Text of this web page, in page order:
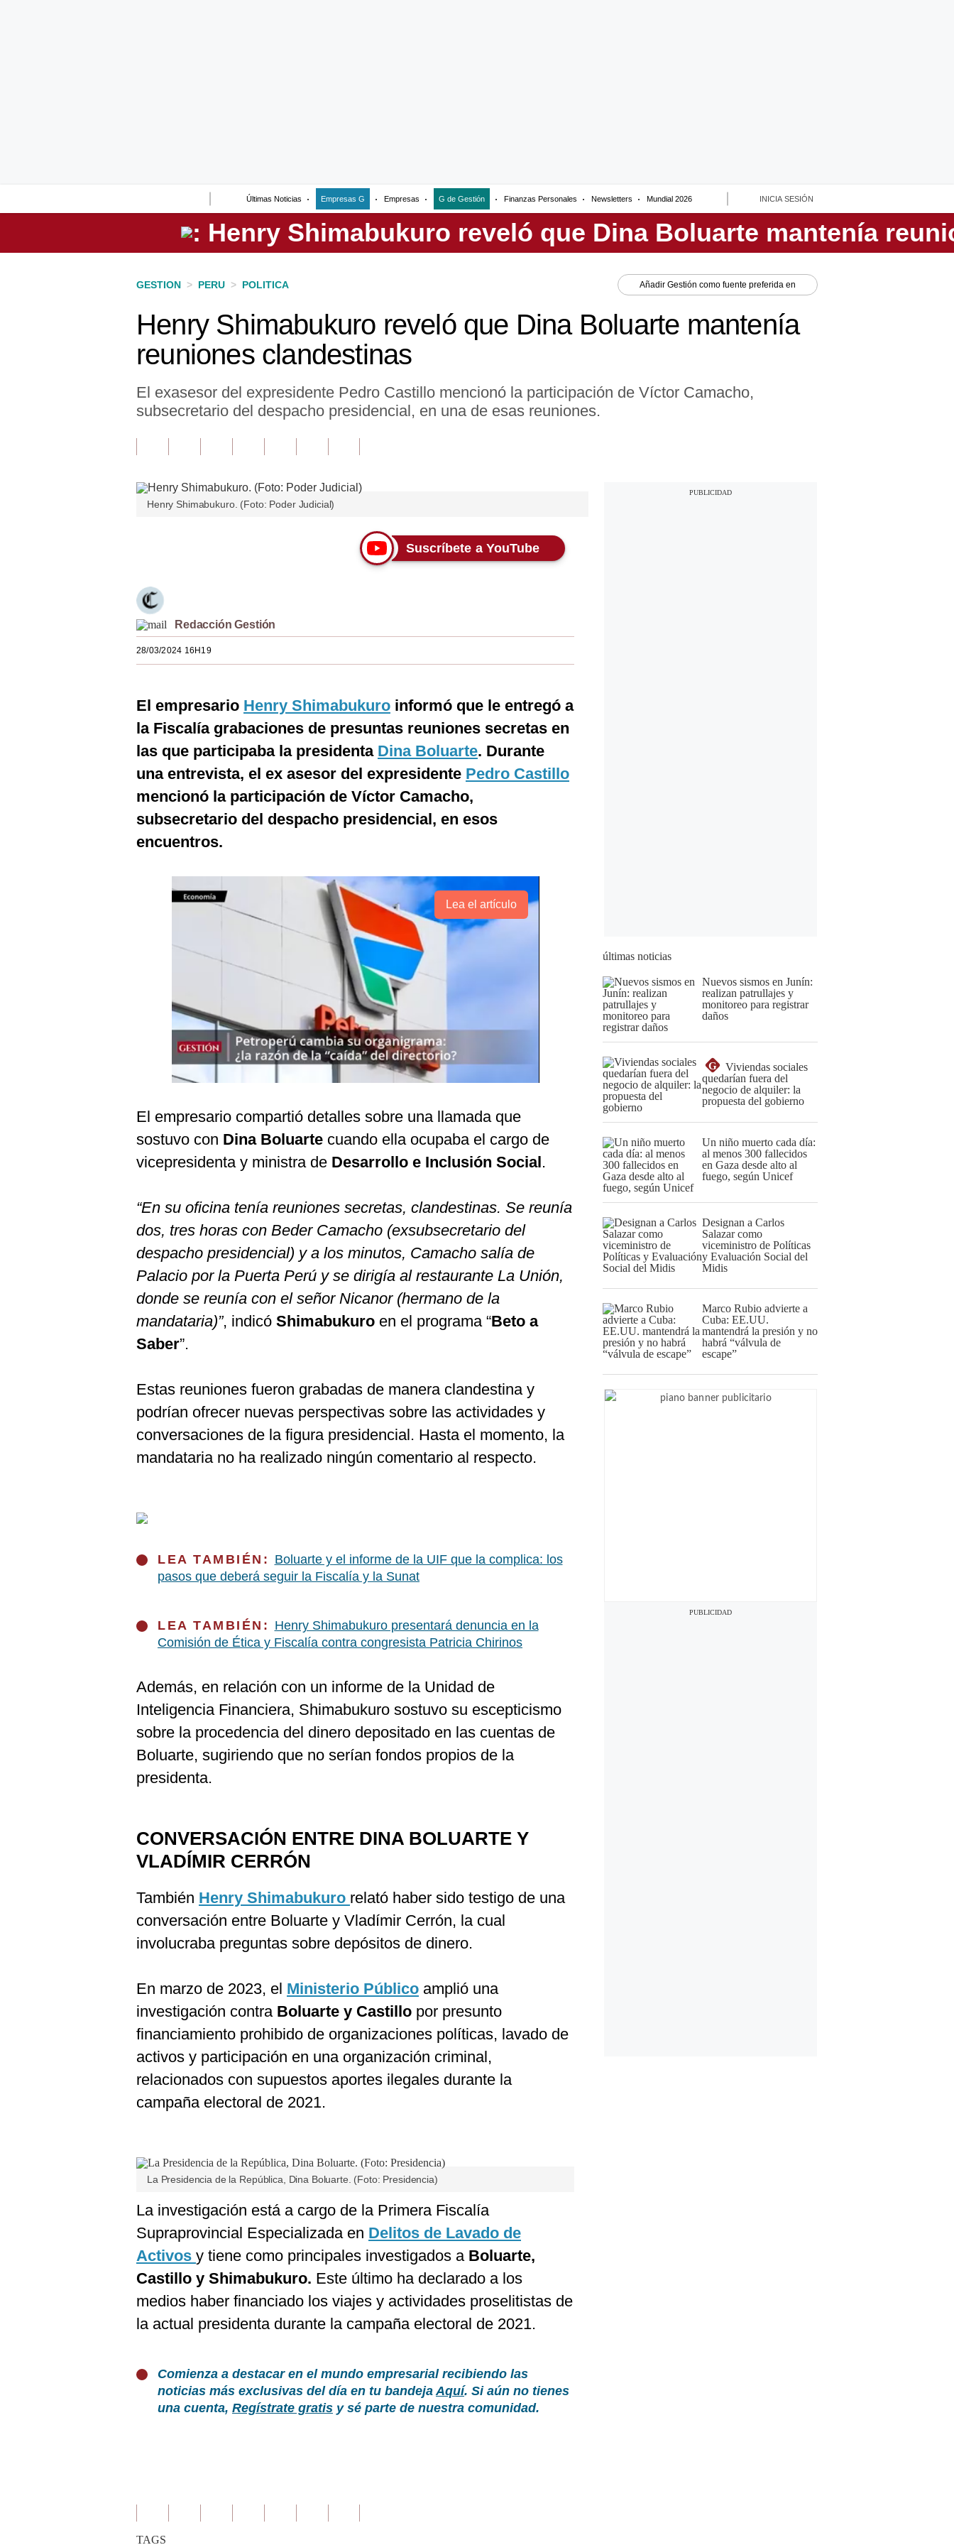
Últimas Noticias Empresas G Empresas G de Gestión Finanzas Personales Newsletters Mundial 2026 INICIA SESIÓN
Perú
GESTION > PERU > POLITICA Añadir Gestión como fuente preferida en
Henry Shimabukuro reveló que Dina Boluarte mantenía
reuniones clandestinas
El exasesor del expresidente Pedro Castillo mencionó la participación de Víctor Camacho,
subsecretario del despacho presidencial, en una de esas reuniones.
Henry Shimabukuro. (Foto: Poder Judicial)
Suscríbete a YouTube
Redacción Gestión
28/03/2024 16H19
El empresario Henry Shimabukuro informó que le entregó a
la Fiscalía grabaciones de presuntas reuniones secretas en
las que participaba la presidenta Dina Boluarte. Durante
una entrevista, el ex asesor del expresidente Pedro Castillo
mencionó la participación de Víctor Camacho,
subsecretario del despacho presidencial, en esos
encuentros.
Lea el artículo
El empresario compartió detalles sobre una llamada que
sostuvo con Dina Boluarte cuando ella ocupaba el cargo de
vicepresidenta y ministra de Desarrollo e Inclusión Social.
“En su oficina tenía reuniones secretas, clandestinas. Se reunía
dos, tres horas con Beder Camacho (exsubsecretario del
despacho presidencial) y a los minutos, Camacho salía de
Palacio por la Puerta Perú y se dirigía al restaurante La Unión,
donde se reunía con el señor Nicanor (hermano de la
mandataria)”, indicó Shimabukuro en el programa “Beto a
Saber”.
Estas reuniones fueron grabadas de manera clandestina y
podrían ofrecer nuevas perspectivas sobre las actividades y
conversaciones de la figura presidencial. Hasta el momento, la
mandataria no ha realizado ningún comentario al respecto.
LEA TAMBIÉN: Boluarte y el informe de la UIF que la complica: los
pasos que deberá seguir la Fiscalía y la Sunat
LEA TAMBIÉN: Henry Shimabukuro presentará denuncia en la
Comisión de Ética y Fiscalía contra congresista Patricia Chirinos
Además, en relación con un informe de la Unidad de
Inteligencia Financiera, Shimabukuro sostuvo su escepticismo
sobre la procedencia del dinero depositado en las cuentas de
Boluarte, sugiriendo que no serían fondos propios de la
presidenta.
CONVERSACIÓN ENTRE DINA BOLUARTE Y
VLADÍMIR CERRÓN
También Henry Shimabukuro relató haber sido testigo de una
conversación entre Boluarte y Vladímir Cerrón, la cual
involucraba preguntas sobre depósitos de dinero.
En marzo de 2023, el Ministerio Público amplió una
investigación contraBoluarte y Castillo por presunto
financiamiento prohibido de organizaciones políticas, lavado de
activos y participación en una organización criminal,
relacionados con supuestos aportes ilegales durante la
campaña electoral de 2021.
La Presidencia de la República, Dina Boluarte. (Foto: Presidencia)
La investigación está a cargo de la Primera Fiscalía
Supraprovincial Especializada en Delitos de Lavado de
Activos y tiene como principales investigados a Boluarte,
Castillo y Shimabukuro. Este último ha declarado a los
medios haber financiado los viajes y actividades proselitistas de
la actual presidenta durante la campaña electoral de 2021.
Comienza a destacar en el mundo empresarial recibiendo las
noticias más exclusivas del día en tu bandejaAquí. Si aún no tienes
una cuenta, Regístrate gratis y sé parte de nuestra comunidad.
TAGS
últimas noticias
Nuevos sismos en Junín:
realizan patrullajes y
monitoreo para registrar
daños
G
Viviendas sociales
quedarían fuera del
negocio de alquiler: la
propuesta del gobierno
Un niño muerto cada día:
al menos 300 fallecidos
en Gaza desde alto al
fuego, según Unicef
Designan a Carlos
Salazar como
viceministro de Políticas
y Evaluación Social del
Midis
Marco Rubio advierte a
Cuba: EE.UU.
mantendrá la presión y no
habrá “válvula de
escape”